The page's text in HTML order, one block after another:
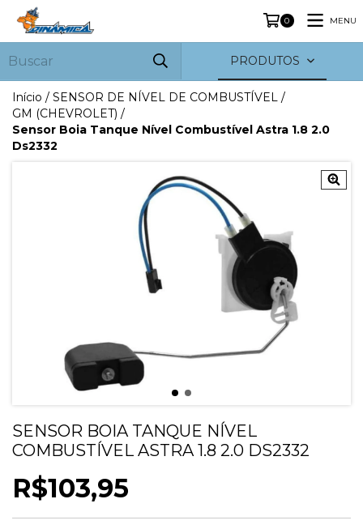
0 MENU
PRODUTOS
Início / SENSOR DE NÍVEL DE COMBUSTÍVEL /
GM (CHEVROLET) /
Sensor Boia Tanque Nível Combustível Astra 1.8 2.0
Ds2332
SENSOR BOIA TANQUE NÍVEL
COMBUSTÍVEL ASTRA 1.8 2.0 DS2332
R$103,95